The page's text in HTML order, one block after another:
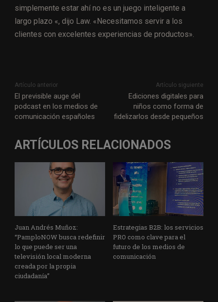
simplemente estar ahí no es un juego inteligente a
largo plazo «, dijo Law. «Necesitamos servir a los
clientes con excelentes experiencias de productos».
Artículo anterior
El previsible auge del
podcast en los medios de
comunicación españoles
Artículo siguiente
Ediciones digitales para
niños como forma de
fidelizarlos desde pequeños
ARTÍCULOS RELACIONADOS
Juan Andrés Muñoz:
“PamploNOW busca redefinir
lo que puede ser una
televisión local moderna
creada por la propia
ciudadanía”
Estrategias B2B: los servicios
PRO como clave para el
futuro de los medios de
comunicación